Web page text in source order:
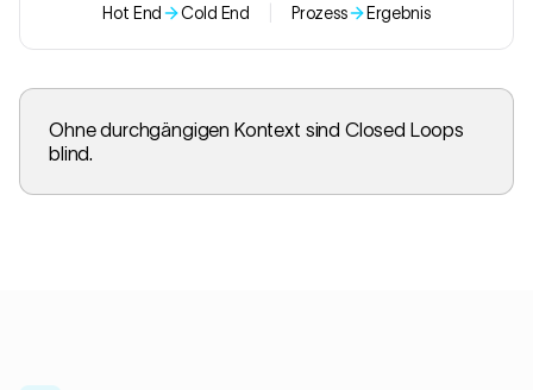
Hot End Cold End Prozess Ergebnis
Ohne durchgängigen Kontext sind Closed Loops
blind.